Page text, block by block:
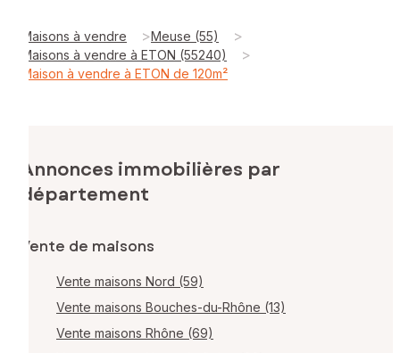
Maisons à vendre >Meuse (55) >
Maisons à vendre à ETON (55240) >
Maison à vendre à ETON de 120m²
Annonces immobilières par
département
Vente de maisons
Vente maisons Nord (59)
Vente maisons Bouches-du-Rhône (13)
Vente maisons Rhône (69)